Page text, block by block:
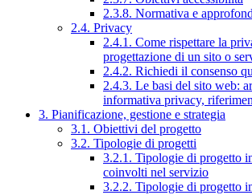
2.3.8. Normativa e
2.4. Privacy
2.4.1. Come rispettare la
progettazione di un sito o
2.4.2. Richiedi il consenso
2.4.3. Le basi del sito web:
informativa privacy,
3. Pianificazione, gestione e strategia
3.1. Obiettivi del progetto
3.2. Tipologie di progetti
3.2.1. Tipologie di progetto
coinvolti nel servizio
3.2.2. Tipologie di progetto